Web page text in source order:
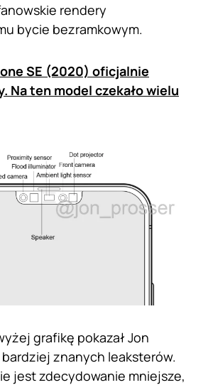
rendery
bycie bezramkowym.
SE (2020) oficjalnie
Na ten model czekało wielu
grafikę pokazał Jon
znanych leaksterów.
jest zdecydowanie mniejsze,